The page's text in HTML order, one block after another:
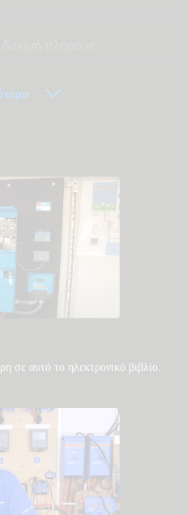
VRM - Εξ Αποστάσεως
της κοινότητάς μας
σε αυτό το ηλεκτρονικό βιβλίο.